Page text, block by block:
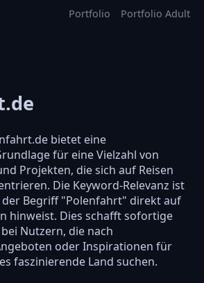
Portfolio Portfolio Adult
bietet eine
für eine Vielzahl von
Projekten, die sich auf Reisen
Die Keyword-Relevanz ist
der Begriff "Polenfahrt" direkt auf
hinweist. Dies schafft sofortige
Nutzern, die nach
oder Inspirationen für
faszinierende Land suchen.